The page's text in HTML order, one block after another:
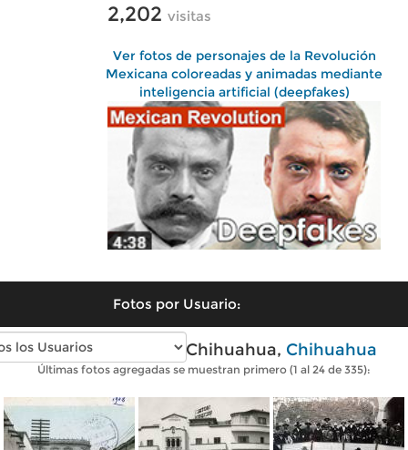
2,202 visitas
Ver fotos de personajes de la Revolución
Mexicana coloreadas y animadas mediante
inteligencia artificial (deepfakes)
Fotos por Usuario:
Fotos antiguas de Chihuahua, Chihuahua
Últimas fotos agregadas se muestran primero (1 al 24 de 335):